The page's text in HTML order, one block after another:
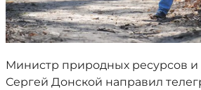
Министр природных ресурсов и
Сергей Донской направил